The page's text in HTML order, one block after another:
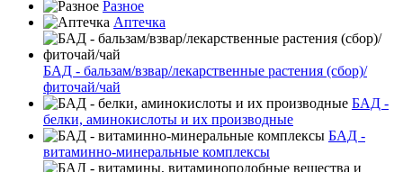
Разное
Аптечка
БАД - бальзам/взвар/лекарственные растения (сбор)/
фиточай/чай
БАД -
белки, аминокислоты и их производные
БАД -
витаминно-минеральные комплексы